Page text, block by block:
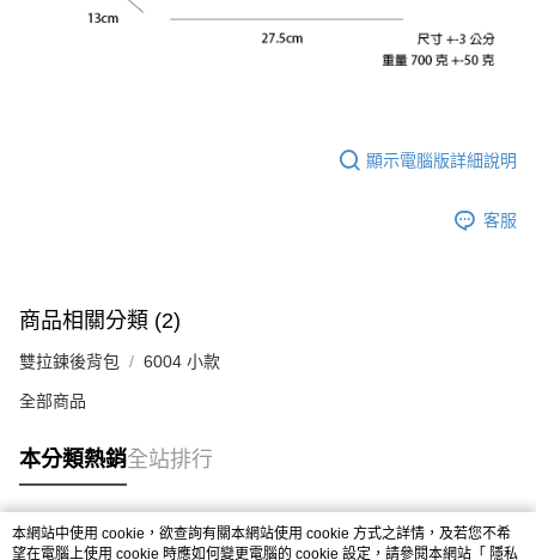
顯示電腦版詳細說明
客服
商品相關分類 (2)
雙拉鍊後背包 6004 小款
全部商品
本分類熱銷全站排行
熱門標籤
本網站中使用 cookie，欲查詢有關本網站使用 cookie 方式之詳情，及若您不希
望在電腦上使用 cookie 時應如何變更電腦的 cookie 設定，請參閱本網站「 隱私